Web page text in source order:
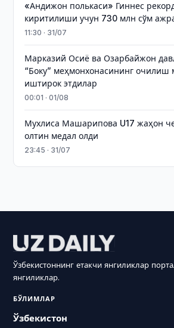
«Андижон полькаси» Гиннес
киритилиши учун 730 млн сўм
11:30 · 31/07
Марказий Осиё ва Озарбайжон
“Боку” меҳмонхонасининг очилиш
иштирок этдилар
00:01 · 01/08
Мухлиса Машарипова U17 жаҳон
олтин медал олди
23:45 · 31/07
Ўзбекистоннинг етакчи янгиликлар
янгиликлар.
БЎЛИМЛАР
Ўзбекистон